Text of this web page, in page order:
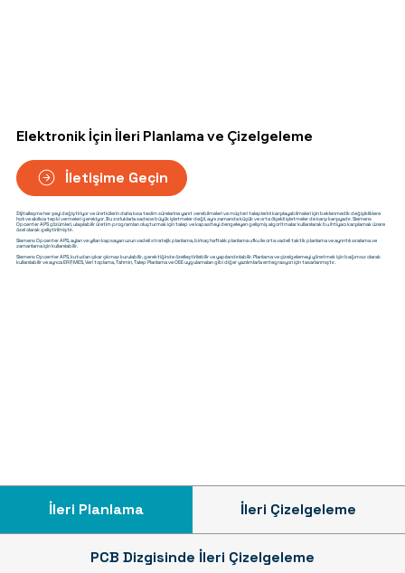
İletişime Geçin
Dijitalleşme her şeyi değiştiriyor ve üreticilerin daha kısa teslim sürelerine yanıt verebilmeleri ve müşteri taleplerini karşılayabilmeleri için beklenmedik değişikliklere
hızlı ve akıllıca tepki vermeleri gerekiyor. Bu zorluklarla sadece büyük işletmeler değil, aynı zamanda küçük ve orta ölçekli işletmeler de karşı karşıyadır. Siemens
Opcenter APS çözümleri, ulaşılabilir üretim programları oluşturmak için talep ve kapasiteyi dengeleyen gelişmiş algoritmalar kullanılarak bu ihtiyacı karşılamak üzere
özel olarak geliştirilmiştir.
Siemens Opcenter APS, ayları ve yılları kapsayan uzun vadeli stratejik planlama, birkaç haftalık planlama ufku ile orta vadeli taktik planlama ve ayrıntılı sıralama ve
zamanlama için kullanılabilir.
Siemens Opcenter APS, kutudan çıkar çıkmaz kurulabilir, gerektiğinde özelleştirilebilir ve yapılandırılabilir. Planlama ve çizelgelemeyi yönetmek için bağımsız olarak
kullanılabilir ve ayrıca ERP, MES, Veri toplama, Tahmin, Talep Planlama ve OEE uygulamaları gibi diğer yazılımlarla entegrasyon için tasarlanmıştır.
Elektronik İçin İleri Planlama ve Çizelgeleme
İleri Planlama İleri Çizelgeleme
PCB Dizgisinde İleri Çizelgeleme